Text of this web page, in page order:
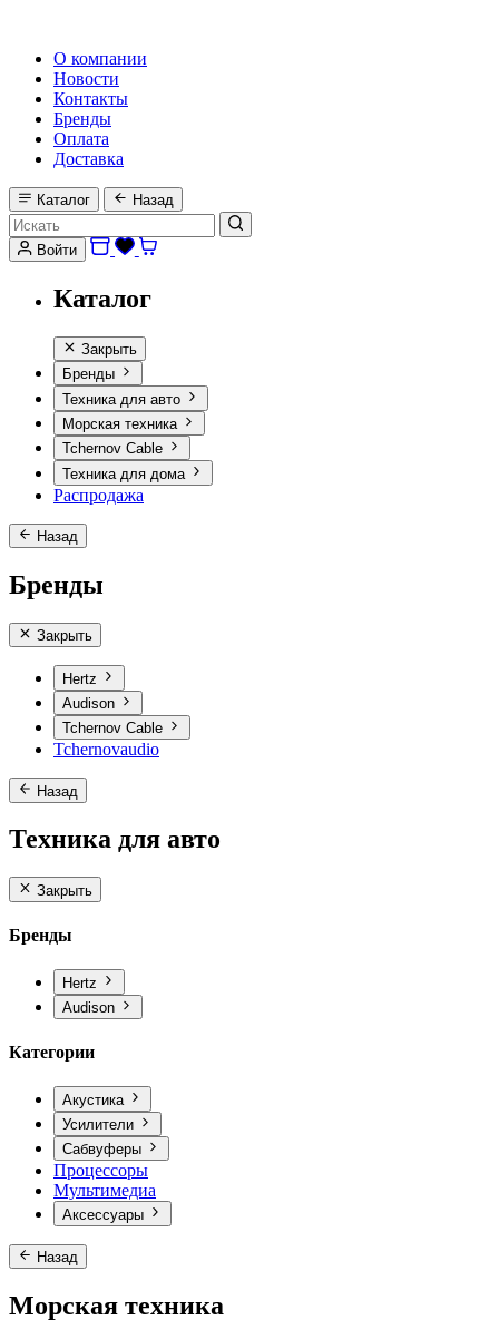
О компании
Новости
Контакты
Бренды
Оплата
Доставка
Каталог Назад
Войти
Каталог
Закрыть
Бренды
Техника для авто
Морская техника
Tchernov Cable
Техника для дома
Распродажа
Назад
Бренды
Закрыть
Hertz
Audison
Tchernov Cable
Tchernovaudio
Назад
Техника для авто
Закрыть
Бренды
Hertz
Audison
Категории
Акустика
Усилители
Сабвуферы
Процессоры
Мультимедиа
Аксессуары
Назад
Морская техника